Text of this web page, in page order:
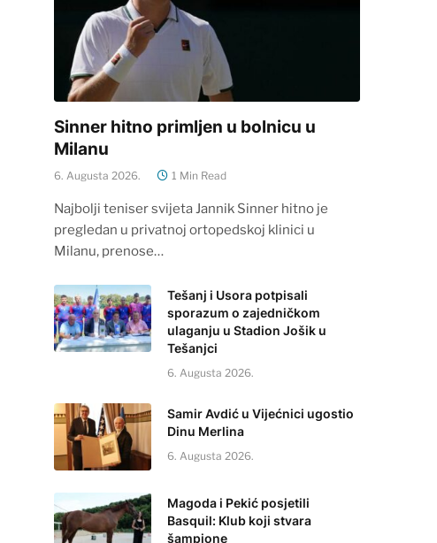
Sinner hitno primljen u bolnicu u
Milanu
6. Augusta 2026. 1 Min Read
Najbolji teniser svijeta Jannik Sinner hitno je
pregledan u privatnoj ortopedskoj klinici u
Milanu, prenose…
Tešanj i Usora potpisali
sporazum o zajedničkom
ulaganju u Stadion Jošik u
Tešanjci
6. Augusta 2026.
Samir Avdić u Vijećnici ugostio
Dinu Merlina
6. Augusta 2026.
Magoda i Pekić posjetili
Basquil: Klub koji stvara
šampione